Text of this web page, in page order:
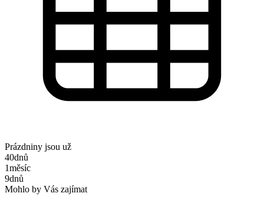
Prázdniny jsou už
40dnů
1měsíc
9dnů
Mohlo by Vás zajímat